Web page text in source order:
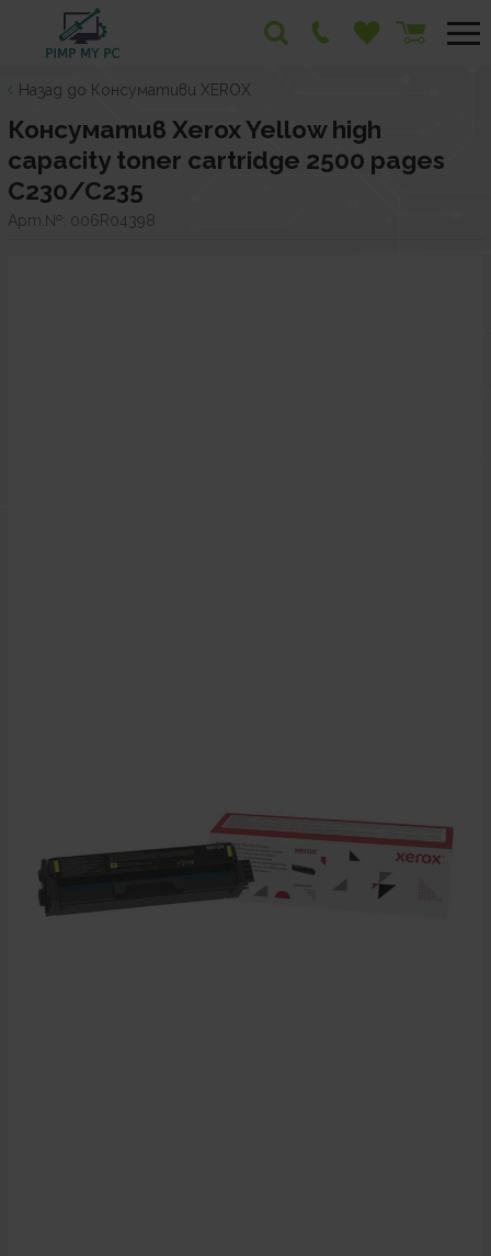
Назад до Консумативи XEROX
Консуматив Xerox Yellow high
capacity toner cartridge 2500 pages
C230/C235
Арт.№: 006R04398